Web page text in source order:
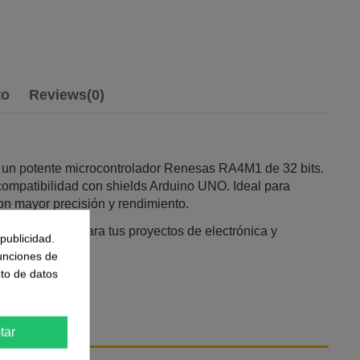
Reviews(0)
potente microcontrolador Renesas RA4M1 de 32 bits.
con shields Arduino UNO. Ideal para
mayor precisión y rendimiento.
mejor opción para tus proyectos de electrónica y
de
de datos